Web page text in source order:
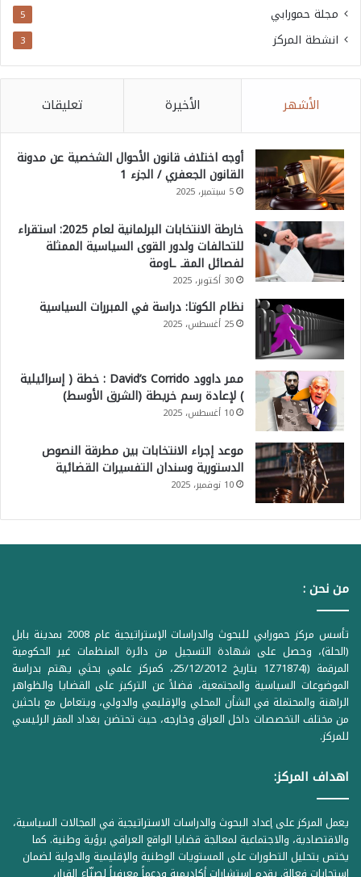
مجلة حمورابي 5
انشطة المركز 3
الأشهر الأخيرة تعليقات
أوجه اختلاف قانون الأحوال الشخصية عن مدونة
القانون الجعفري / الجزء 1
5 سبتمبر، 2025
خارطة الانتخابات البرلمانية لعام 2025: استقراء
للتحالفات ولدور القوى السياسية الممثلة
لفصائل المقـ ـاومة
30 أكتوبر، 2025
نظام الكوتا: دراسة في المبررات السياسية
25 أغسطس، 2025
ممر داوود David’s Corrido : خطة ( إسرائيلية
) لإعادة رسم خريطة (الشرق الأوسط)
10 أغسطس، 2025
موعد إجراء الانتخابات بين مطرقة النصوص
الدستورية وسندان التفسيرات القضائية
10 نوفمبر، 2025
من نحن :
تأسس مركز حمورابي للبحوث والدراسات الإستراتيجية عام 2008 بمدينة بابل
(الحلة)، وحصل على شهادة التسجيل من دائرة المنظمات غير الحكومية
المرقمة ((1Z71874 بتاريخ 25/12/2012، كمركز علمي بحثي يهتم بدراسة
الموضوعات السياسية والمجتمعية، فضلاً عن التركيز على القضايا والظواهر
الراهنة والمحتملة في الشأن المحلي والإقليمي والدولي، ويتعامل مع باحثين
من مختلف التخصصات داخل العراق وخارجه، حيث تحتضن بغداد المقر الرئيسي
للمركز.
اهداف المركز:
يعمل المركز على إعداد البحوث والدراسات الاستراتيجية في المجالات السياسية،
والاقتصادية، والاجتماعية لمعالجة قضايا الواقع العراقي برؤية وطنية. كما
يختص بتحليل التطورات على المستويات الوطنية والإقليمية والدولية لضمان